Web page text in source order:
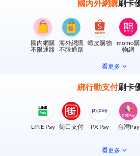
國內外網購刷卡
國內網購
不限通路
海外網購
不限通路
蝦皮購物
momo購
物網
看更多
綁行動支付刷卡
LINE Pay 街口支付 PX Pay 台灣Pay
看更多